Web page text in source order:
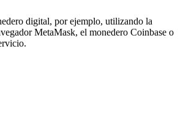
digital, por ejemplo, utilizando la
MetaMask, el monedero Coinbase o